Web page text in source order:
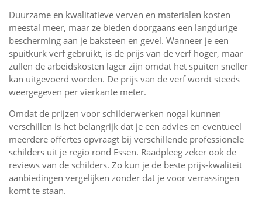
Duurzame en kwalitatieve verven en materialen kosten
meestal meer, maar ze bieden doorgaans een langdurige
bescherming aan je baksteen en gevel. Wanneer je een
spuitkurk verf gebruikt, is de prijs van de verf hoger, maar
zullen de arbeidskosten lager zijn omdat het spuiten sneller
kan uitgevoerd worden. De prijs van de verf wordt steeds
weergegeven per vierkante meter.
Omdat de prijzen voor schilderwerken nogal kunnen
verschillen is het belangrijk dat je een advies en eventueel
meerdere offertes opvraagt bij verschillende professionele
schilders uit je regio rond Essen. Raadpleeg zeker ook de
reviews van de schilders. Zo kun je de beste prijs-kwaliteit
aanbiedingen vergelijken zonder dat je voor verrassingen
komt te staan.